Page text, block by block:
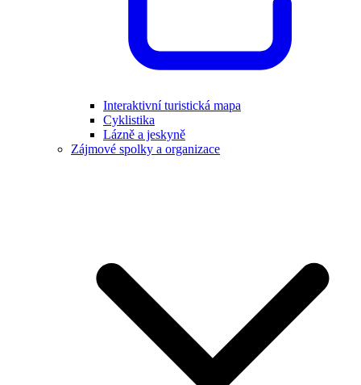
Interaktivní turistická mapa
Cyklistika
Lázně a jeskyně
Zájmové spolky a organizace